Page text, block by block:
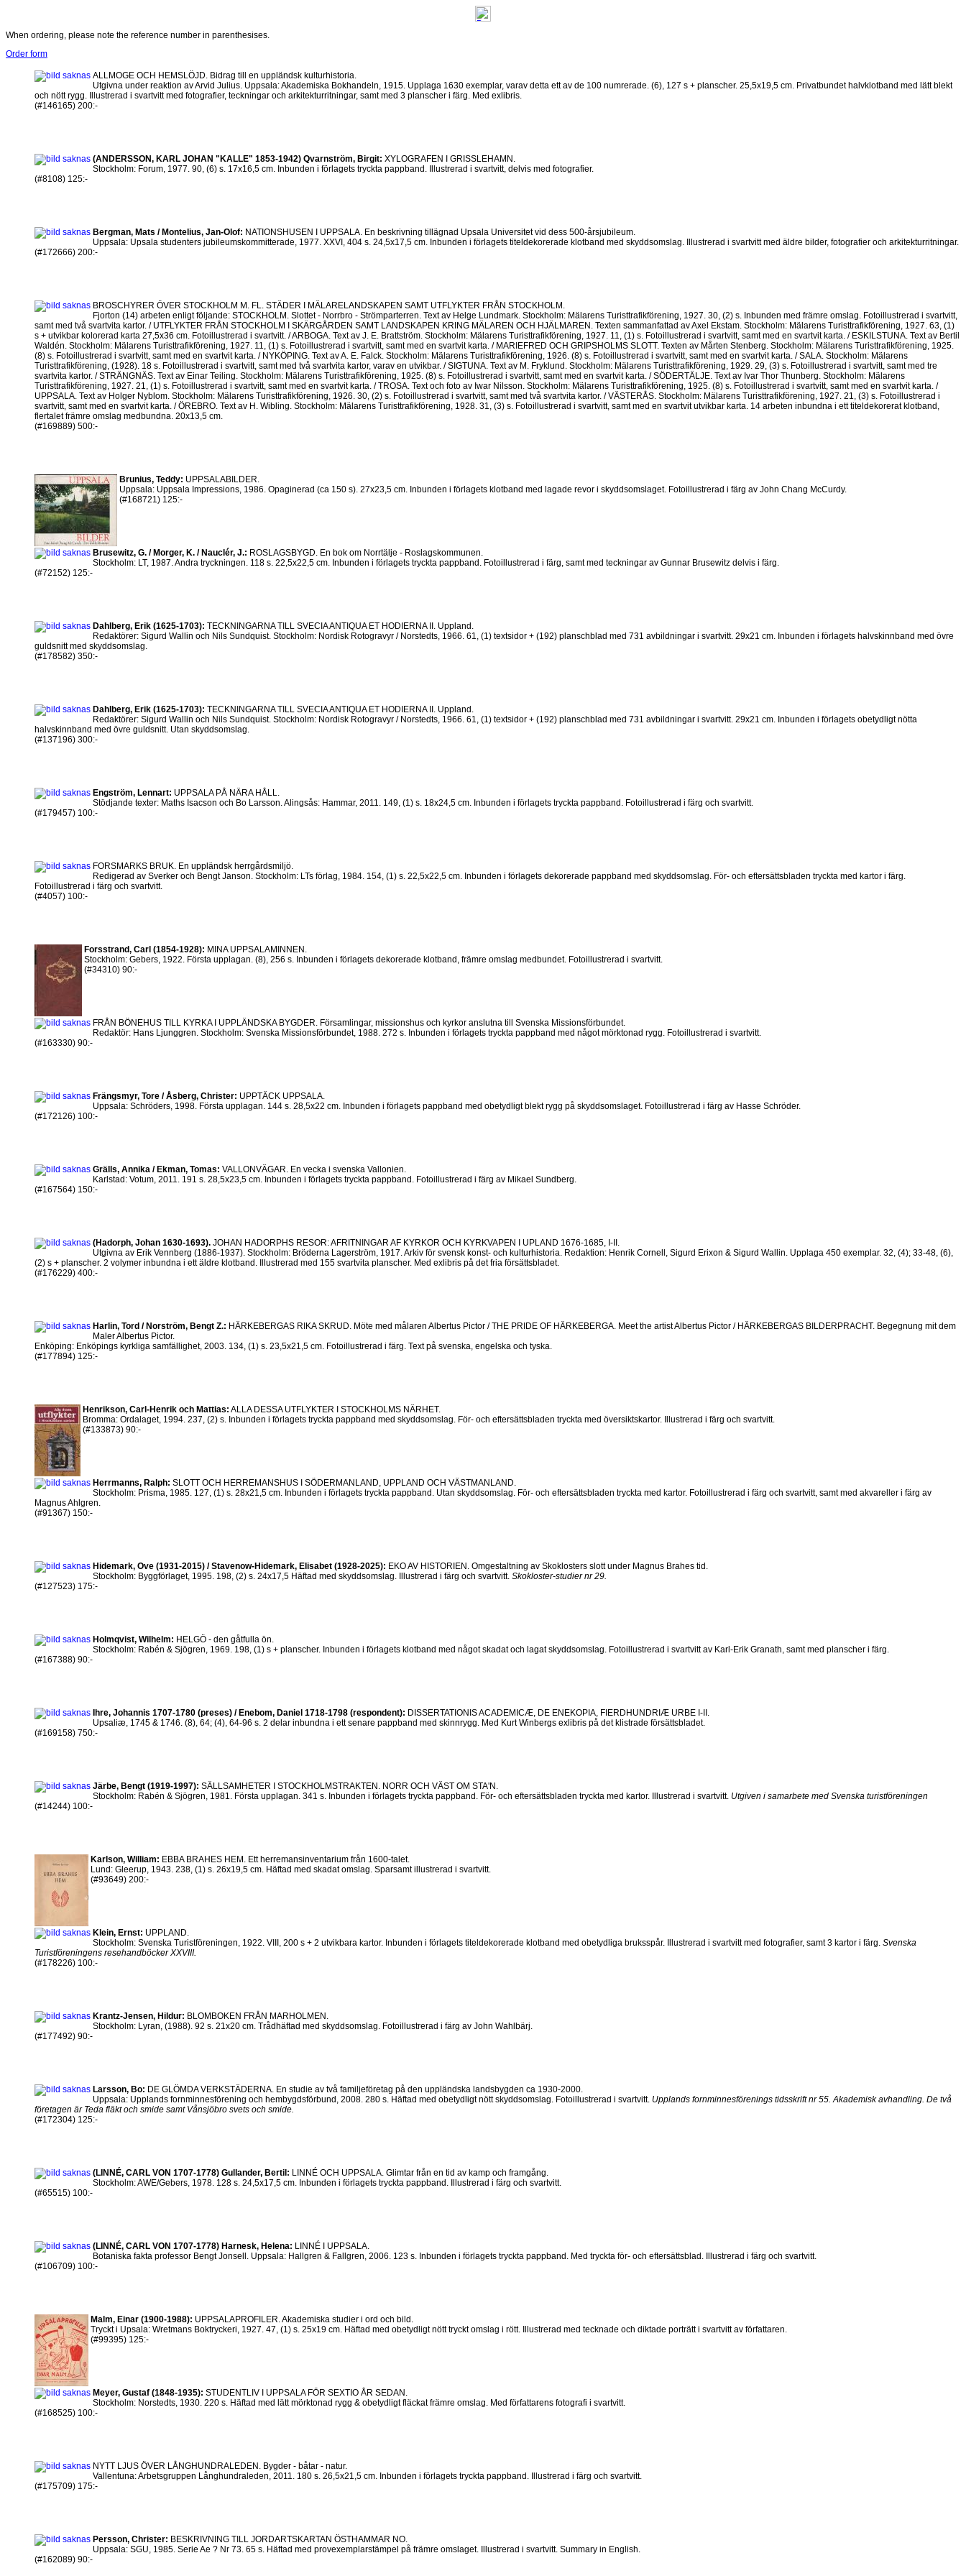
When ordering, please note the reference number in parenthesises.
Order form
ALLMOGE OCH HEMSLÖJD. Bidrag till en uppländsk kulturhistoria.
Utgivna under reaktion av Arvid Julius. Uppsala: Akademiska Bokhandeln, 1915. Upplaga 1630 exemplar, varav detta ett av de 100 numrerade. (6), 127 s + planscher. 25,5x19,5 cm. Privatbundet halvklotband med lätt blekt
och nött rygg. Illustrerad i svartvitt med fotografier, teckningar och arkitekturritningar, samt med 3 planscher i färg. Med exlibris.
(#146165) 200:-
(ANDERSSON, KARL JOHAN "KALLE" 1853-1942) Qvarnström, Birgit: XYLOGRAFEN I GRISSLEHAMN.
Stockholm: Forum, 1977. 90, (6) s. 17x16,5 cm. Inbunden i förlagets tryckta pappband. Illustrerad i svartvitt, delvis med fotografier.
(#8108) 125:-
Bergman, Mats / Montelius, Jan-Olof: NATIONSHUSEN I UPPSALA. En beskrivning tillägnad Upsala Universitet vid dess 500-årsjubileum.
Uppsala: Upsala studenters jubileumskommitterade, 1977. XXVI, 404 s. 24,5x17,5 cm. Inbunden i förlagets titeldekorerade klotband med skyddsomslag. Illustrerad i svartvitt med äldre bilder, fotografier och arkitekturritningar.
(#172666) 200:-
BROSCHYRER ÖVER STOCKHOLM M. FL. STÄDER I MÄLARELANDSKAPEN SAMT UTFLYKTER FRÅN STOCKHOLM.
Fjorton (14) arbeten enligt följande: STOCKHOLM. Slottet - Norrbro - Strömparterren. Text av Helge Lundmark. Stockholm: Mälarens Turisttrafikförening, 1927. 30, (2) s. Inbunden med främre omslag. Fotoillustrerad i svartvitt,
samt med två svartvita kartor. / UTFLYKTER FRÅN STOCKHOLM I SKÄRGÅRDEN SAMT LANDSKAPEN KRING MÄLAREN OCH HJÄLMAREN. Texten sammanfattad av Axel Ekstam. Stockholm: Mälarens Turisttrafikförening, 1927. 63, (1)
s + utvikbar kolorerad karta 27,5x36 cm. Fotoillustrerad i svartvitt. / ARBOGA. Text av J. E. Brattström. Stockholm: Mälarens Turisttrafikförening, 1927. 11, (1) s. Fotoillustrerad i svartvitt, samt med en svartvit karta. / ESKILSTUNA. Text av Bertil
Waldén. Stockholm: Mälarens Turisttrafikförening, 1927. 11, (1) s. Fotoillustrerad i svartvitt, samt med en svartvit karta. / MARIEFRED OCH GRIPSHOLMS SLOTT. Texten av Mårten Stenberg. Stockholm: Mälarens Turisttrafikförening, 1925.
(8) s. Fotoillustrerad i svartvitt, samt med en svartvit karta. / NYKÖPING. Text av A. E. Falck. Stockholm: Mälarens Turisttrafikförening, 1926. (8) s. Fotoillustrerad i svartvitt, samt med en svartvit karta. / SALA. Stockholm: Mälarens
Turisttrafikförening, (1928). 18 s. Fotoillustrerad i svartvitt, samt med två svartvita kartor, varav en utvikbar. / SIGTUNA. Text av M. Fryklund. Stockholm: Mälarens Turisttrafikförening, 1929. 29, (3) s. Fotoillustrerad i svartvitt, samt med tre
svartvita kartor. / STRÄNGNÄS. Text av Einar Teiling. Stockholm: Mälarens Turisttrafikförening, 1925. (8) s. Fotoillustrerad i svartvitt, samt med en svartvit karta. / SÖDERTÄLJE. Text av Ivar Thor Thunberg. Stockholm: Mälarens
Turisttrafikförening, 1927. 21, (1) s. Fotoillustrerad i svartvitt, samt med en svartvit karta. / TROSA. Text och foto av Iwar Nilsson. Stockholm: Mälarens Turisttrafikförening, 1925. (8) s. Fotoillustrerad i svartvitt, samt med en svartvit karta. /
UPPSALA. Text av Holger Nyblom. Stockholm: Mälarens Turisttrafikförening, 1926. 30, (2) s. Fotoillustrerad i svartvitt, samt med två svartvita kartor. / VÄSTERÅS. Stockholm: Mälarens Turisttrafikförening, 1927. 21, (3) s. Fotoillustrerad i
svartvitt, samt med en svartvit karta. / ÖREBRO. Text av H. Wibling. Stockholm: Mälarens Turisttrafikförening, 1928. 31, (3) s. Fotoillustrerad i svartvitt, samt med en svartvit utvikbar karta. 14 arbeten inbundna i ett titeldekorerat klotband,
flertalet främre omslag medbundna. 20x13,5 cm.
(#169889) 500:-
Brunius, Teddy: UPPSALABILDER.
Uppsala: Uppsala Impressions, 1986. Opaginerad (ca 150 s). 27x23,5 cm. Inbunden i förlagets klotband med lagade revor i skyddsomslaget. Fotoillustrerad i färg av John Chang McCurdy.
(#168721) 125:-
Brusewitz, G. / Morger, K. / Nauclér, J.: ROSLAGSBYGD. En bok om Norrtälje - Roslagskommunen.
Stockholm: LT, 1987. Andra tryckningen. 118 s. 22,5x22,5 cm. Inbunden i förlagets tryckta pappband. Fotoillustrerad i färg, samt med teckningar av Gunnar Brusewitz delvis i färg.
(#72152) 125:-
Dahlberg, Erik (1625-1703): TECKNINGARNA TILL SVECIA ANTIQUA ET HODIERNA II. Uppland.
Redaktörer: Sigurd Wallin och Nils Sundquist. Stockholm: Nordisk Rotogravyr / Norstedts, 1966. 61, (1) textsidor + (192) planschblad med 731 avbildningar i svartvitt. 29x21 cm. Inbunden i förlagets halvskinnband med övre
guldsnitt med skyddsomslag.
(#178582) 350:-
Dahlberg, Erik (1625-1703): TECKNINGARNA TILL SVECIA ANTIQUA ET HODIERNA II. Uppland.
Redaktörer: Sigurd Wallin och Nils Sundquist. Stockholm: Nordisk Rotogravyr / Norstedts, 1966. 61, (1) textsidor + (192) planschblad med 731 avbildningar i svartvitt. 29x21 cm. Inbunden i förlagets obetydligt nötta
halvskinnband med övre guldsnitt. Utan skyddsomslag.
(#137196) 300:-
Engström, Lennart: UPPSALA PÅ NÄRA HÅLL.
Stödjande texter: Maths Isacson och Bo Larsson. Alingsås: Hammar, 2011. 149, (1) s. 18x24,5 cm. Inbunden i förlagets tryckta pappband. Fotoillustrerad i färg och svartvitt.
(#179457) 100:-
FORSMARKS BRUK. En uppländsk herrgårdsmiljö.
Redigerad av Sverker och Bengt Janson. Stockholm: LTs förlag, 1984. 154, (1) s. 22,5x22,5 cm. Inbunden i förlagets dekorerade pappband med skyddsomslag. För- och eftersättsbladen tryckta med kartor i färg.
Fotoillustrerad i färg och svartvitt.
(#4057) 100:-
Forsstrand, Carl (1854-1928): MINA UPPSALAMINNEN.
Stockholm: Gebers, 1922. Första upplagan. (8), 256 s. Inbunden i förlagets dekorerade klotband, främre omslag medbundet. Fotoillustrerad i svartvitt.
(#34310) 90:-
FRÅN BÖNEHUS TILL KYRKA I UPPLÄNDSKA BYGDER. Församlingar, missionshus och kyrkor anslutna till Svenska Missionsförbundet.
Redaktör: Hans Ljunggren. Stockholm: Svenska Missionsförbundet, 1988. 272 s. Inbunden i förlagets tryckta pappband med något mörktonad rygg. Fotoillustrerad i svartvitt.
(#163330) 90:-
Frängsmyr, Tore / Åsberg, Christer: UPPTÄCK UPPSALA.
Uppsala: Schröders, 1998. Första upplagan. 144 s. 28,5x22 cm. Inbunden i förlagets pappband med obetydligt blekt rygg på skyddsomslaget. Fotoillustrerad i färg av Hasse Schröder.
(#172126) 100:-
Grälls, Annika / Ekman, Tomas: VALLONVÄGAR. En vecka i svenska Vallonien.
Karlstad: Votum, 2011. 191 s. 28,5x23,5 cm. Inbunden i förlagets tryckta pappband. Fotoillustrerad i färg av Mikael Sundberg.
(#167564) 150:-
(Hadorph, Johan 1630-1693). JOHAN HADORPHS RESOR: AFRITNINGAR AF KYRKOR OCH KYRKVAPEN I UPLAND 1676-1685, I-II.
Utgivna av Erik Vennberg (1886-1937). Stockholm: Bröderna Lagerström, 1917. Arkiv för svensk konst- och kulturhistoria. Redaktion: Henrik Cornell, Sigurd Erixon & Sigurd Wallin. Upplaga 450 exemplar. 32, (4); 33-48, (6),
(2) s + planscher. 2 volymer inbundna i ett äldre klotband. Illustrerad med 155 svartvita planscher. Med exlibris på det fria försättsbladet.
(#176229) 400:-
Harlin, Tord / Norström, Bengt Z.: HÄRKEBERGAS RIKA SKRUD. Möte med målaren Albertus Pictor / THE PRIDE OF HÄRKEBERGA. Meet the artist Albertus Pictor / HÄRKEBERGAS BILDERPRACHT. Begegnung mit dem
Maler Albertus Pictor.
Enköping: Enköpings kyrkliga samfällighet, 2003. 134, (1) s. 23,5x21,5 cm. Fotoillustrerad i färg. Text på svenska, engelska och tyska.
(#177894) 125:-
Henrikson, Carl-Henrik och Mattias: ALLA DESSA UTFLYKTER I STOCKHOLMS NÄRHET.
Bromma: Ordalaget, 1994. 237, (2) s. Inbunden i förlagets tryckta pappband med skyddsomslag. För- och eftersättsbladen tryckta med översiktskartor. Illustrerad i färg och svartvitt.
(#133873) 90:-
Herrmanns, Ralph: SLOTT OCH HERREMANSHUS I SÖDERMANLAND, UPPLAND OCH VÄSTMANLAND.
Stockholm: Prisma, 1985. 127, (1) s. 28x21,5 cm. Inbunden i förlagets tryckta pappband. Utan skyddsomslag. För- och eftersättsbladen tryckta med kartor. Fotoillustrerad i färg och svartvitt, samt med akvareller i färg av
Magnus Ahlgren.
(#91367) 150:-
Hidemark, Ove (1931-2015) / Stavenow-Hidemark, Elisabet (1928-2025): EKO AV HISTORIEN. Omgestaltning av Skoklosters slott under Magnus Brahes tid.
Stockholm: Byggförlaget, 1995. 198, (2) s. 24x17,5 Häftad med skyddsomslag. Illustrerad i färg och svartvitt. Skokloster-studier nr 29.
(#127523) 175:-
Holmqvist, Wilhelm: HELGÖ - den gåtfulla ön.
Stockholm: Rabén & Sjögren, 1969. 198, (1) s + planscher. Inbunden i förlagets klotband med något skadat och lagat skyddsomslag. Fotoillustrerad i svartvitt av Karl-Erik Granath, samt med planscher i färg.
(#167388) 90:-
Ihre, Johannis 1707-1780 (preses) / Enebom, Daniel 1718-1798 (respondent): DISSERTATIONIS ACADEMICÆ, DE ENEKOPIA, FIERDHUNDRIÆ URBE I-II.
Upsaliæ, 1745 & 1746. (8), 64; (4), 64-96 s. 2 delar inbundna i ett senare pappband med skinnrygg. Med Kurt Winbergs exlibris på det klistrade försättsbladet.
(#169158) 750:-
Järbe, Bengt (1919-1997): SÄLLSAMHETER I STOCKHOLMSTRAKTEN. NORR OCH VÄST OM STA'N.
Stockholm: Rabén & Sjögren, 1981. Första upplagan. 341 s. Inbunden i förlagets tryckta pappband. För- och eftersättsbladen tryckta med kartor. Illustrerad i svartvitt. Utgiven i samarbete med Svenska turistföreningen
(#14244) 100:-
Karlson, William: EBBA BRAHES HEM. Ett herremansinventarium från 1600-talet.
Lund: Gleerup, 1943. 238, (1) s. 26x19,5 cm. Häftad med skadat omslag. Sparsamt illustrerad i svartvitt.
(#93649) 200:-
Klein, Ernst: UPPLAND.
Stockholm: Svenska Turistföreningen, 1922. VIII, 200 s + 2 utvikbara kartor. Inbunden i förlagets titeldekorerade klotband med obetydliga bruksspår. Illustrerad i svartvitt med fotografier, samt 3 kartor i färg. Svenska
Turistföreningens resehandböcker XXVIII.
(#178226) 100:-
Krantz-Jensen, Hildur: BLOMBOKEN FRÅN MARHOLMEN.
Stockholm: Lyran, (1988). 92 s. 21x20 cm. Trådhäftad med skyddsomslag. Fotoillustrerad i färg av John Wahlbärj.
(#177492) 90:-
Larsson, Bo: DE GLÖMDA VERKSTÄDERNA. En studie av två familjeföretag på den uppländska landsbygden ca 1930-2000.
Uppsala: Upplands fornminnesförening och hembygdsförbund, 2008. 280 s. Häftad med obetydligt nött skyddsomslag. Fotoillustrerad i svartvitt. Upplands fornminnesförenings tidsskrift nr 55. Akademisk avhandling. De två
företagen är Teda fläkt och smide samt Vånsjöbro svets och smide.
(#172304) 125:-
(LINNÉ, CARL VON 1707-1778) Gullander, Bertil: LINNÉ OCH UPPSALA. Glimtar från en tid av kamp och framgång.
Stockholm: AWE/Gebers, 1978. 128 s. 24,5x17,5 cm. Inbunden i förlagets tryckta pappband. Illustrerad i färg och svartvitt.
(#65515) 100:-
(LINNÉ, CARL VON 1707-1778) Harnesk, Helena: LINNÉ I UPPSALA.
Botaniska fakta professor Bengt Jonsell. Uppsala: Hallgren & Fallgren, 2006. 123 s. Inbunden i förlagets tryckta pappband. Med tryckta för- och eftersättsblad. Illustrerad i färg och svartvitt.
(#106709) 100:-
Malm, Einar (1900-1988): UPPSALAPROFILER. Akademiska studier i ord och bild.
Tryckt i Upsala: Wretmans Boktryckeri, 1927. 47, (1) s. 25x19 cm. Häftad med obetydligt nött tryckt omslag i rött. Illustrerad med tecknade och diktade porträtt i svartvitt av författaren.
(#99395) 125:-
Meyer, Gustaf (1848-1935): STUDENTLIV I UPPSALA FÖR SEXTIO ÅR SEDAN.
Stockholm: Norstedts, 1930. 220 s. Häftad med lätt mörktonad rygg & obetydligt fläckat främre omslag. Med författarens fotografi i svartvitt.
(#168525) 100:-
NYTT LJUS ÖVER LÅNGHUNDRALEDEN. Bygder - båtar - natur.
Vallentuna: Arbetsgruppen Långhundraleden, 2011. 180 s. 26,5x21,5 cm. Inbunden i förlagets tryckta pappband. Illustrerad i färg och svartvitt.
(#175709) 175:-
Persson, Christer: BESKRIVNING TILL JORDARTSKARTAN ÖSTHAMMAR NO.
Uppsala: SGU, 1985. Serie Ae ? Nr 73. 65 s. Häftad med provexemplarstämpel på främre omslaget. Illustrerad i svartvitt. Summary in English.
(#162089) 90:-